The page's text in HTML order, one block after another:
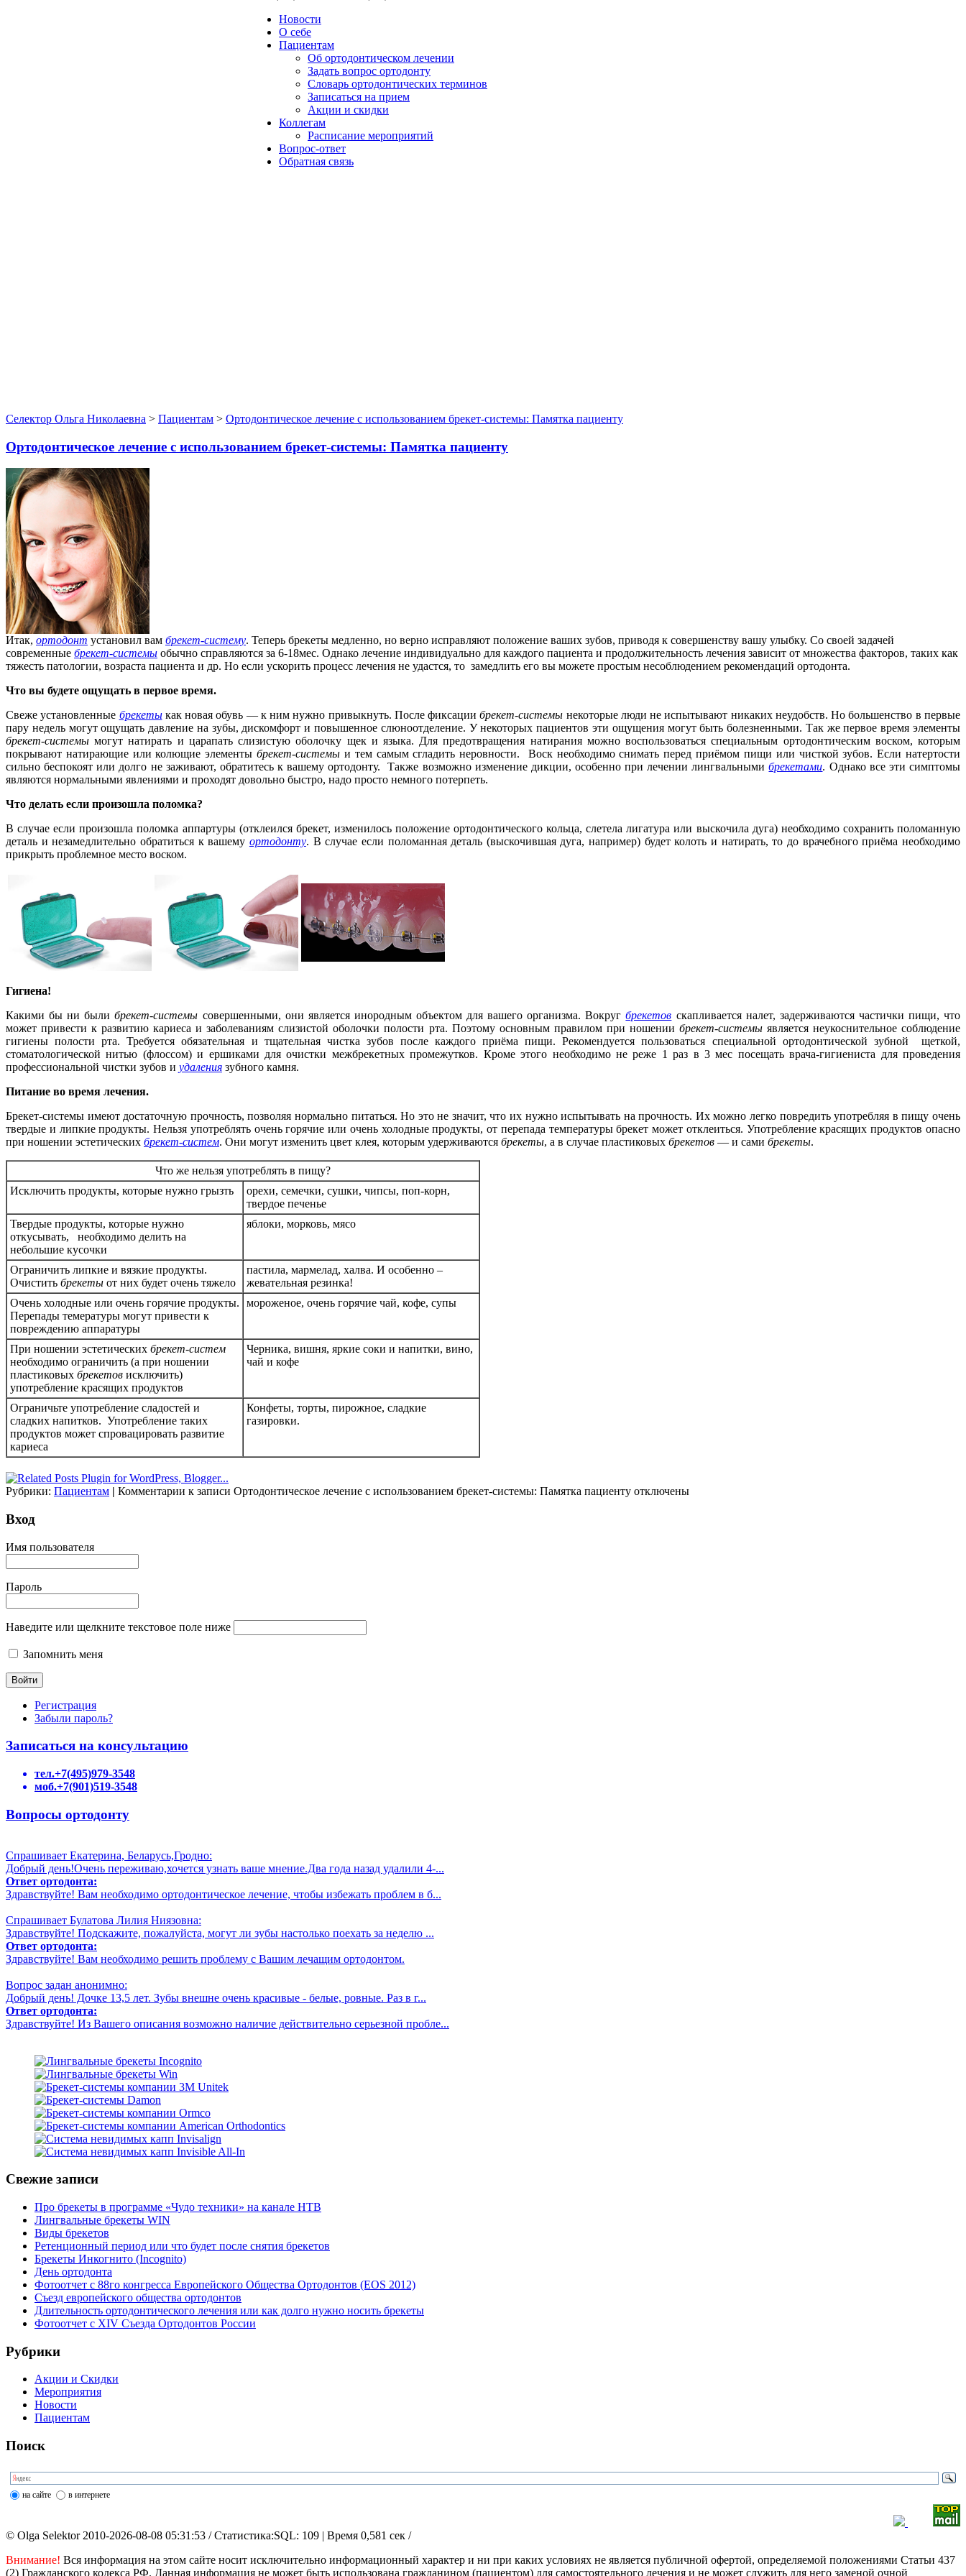
Новости
О себе
Пациентам
Об ортодонтическом лечении
Задать вопрос ортодонту
Словарь ортодонтических терминов
Записаться на прием
Акции и скидки
Коллегам
Расписание мероприятий
Вопрос-ответ
Обратная связь
Селектор Ольга Николаевна > Пациентам > Ортодонтическое лечение с использованием брекет-системы: Памятка пациенту
Ортодонтическое лечение с использованием брекет-системы: Памятка пациенту
Итак, ортодонт установил вам брекет-систему. Теперь брекеты медленно, но верно исправляют положение ваших зубов, приводя к совершенству вашу улыбку. Со своей задачей
современные брекет-системы обычно справляются за 6-18мес. Однако лечение индивидуально для каждого пациента и продолжительность лечения зависит от множества факторов, таких как
тяжесть патологии, возраста пациента и др. Но если ускорить процесс лечения не удастся, то замедлить его вы можете простым несоблюдением рекомендаций ортодонта.
Что вы будете ощущать в первое время.
Свеже установленные брекетыкак новая обувь — к ним нужно привыкнуть. После фиксациибрекет-системы некоторые люди не испытывают никаких неудобств. Но большенство в первые
пару недель могут ощущать давление на зубы, дискомфорт и повышенное слюноотделение. У некоторых пациентов эти ощущения могут быть болезненными. Так же первое время элементы
брекет-системы могут натирать и царапать слизистую оболочку щек и языка. Для предотвращения натирания можно воспользоваться специальным ортодонтическим воском, которым
покрывают натирающие или колющие элементыбрекет-системы и тем самым сгладить неровности. Воск необходимо снимать перед приёмом пищи или чисткой зубов. Если натертости
сильно беспокоят или долго не заживают, обратитесь к вашему ортодонту. Также возможно изменение дикции, особенно при лечении лингвальнымибрекетами. Однако все эти симптомы
являются нормальными явлениями и проходят довольно быстро, надо просто немного потерпеть.
Что делать если произошла поломка?
В случае если произошла поломка аппартуры (отклеился брекет, изменилось положение ортодонтического кольца, слетела лигатура или выскочила дуга) необходимо сохранить поломанную
деталь и незамедлительно обратиться к вашему ортодонту. В случае если поломанная деталь (выскочившая дуга, например) будет колоть и натирать, то до врачебного приёма необходимо
прикрыть проблемное место воском.
Гигиена!
Какими бы ни былибрекет-системы совершенными, они является инородным объектом для вашего организма. Вокругбрекетов скапливается налет, задерживаются частички пищи, что
может привести к развитию кариеса и заболеваниям слизистой оболочки полости рта. Поэтому основным правилом при ношении брекет-системыявляется неукоснительное соблюдение
гигиены полости рта. Требуется обязательная и тщательная чистка зубов после каждого приёма пищи. Рекомендуется пользоваться специальной ортодонтической зубной щеткой,
стоматологической нитью (флоссом) и ершиками для очистки межбрекетных промежутков. Кроме этого необходимо не реже 1 раз в 3 мес посещать врача-гигиениста для проведения
профессиональной чистки зубов и удаления зубного камня.
Питание во время лечения.
Брекет-системы имеют достаточную прочность, позволяя нормально питаться. Но это не значит, что их нужно испытывать на прочность. Их можно легко повредить употребляя в пищу очень
твердые и липкие продукты. Нельзя употреблять очень горячие или очень холодные продукты, от перепада температуры брекет может отклеиться. Употребление красящих продуктов опасно
при ношении эстетических брекет-систем. Они могут изменить цвет клея, которым удерживаются брекеты, а в случае пластиковых брекетов — и сами брекеты.
Что же нельзя употреблять в пищу?
Исключить продукты, которые нужно грызть
орехи, семечки, сушки, чипсы, поп-корн,
твердое печенье
Твердые продукты, которые нужно
откусывать, необходимо делить на
небольшие кусочки
яблоки, морковь, мясо
Ограничить липкие и вязкие продукты.
Очистить брекеты от них будет очень тяжело
пастила, мармелад, халва. И особенно –
жевательная резинка!
Очень холодные или очень горячие продукты.
Перепады темературы могут привести к
повреждению аппаратуры
мороженое, очень горячие чай, кофе, супы
При ношении эстетических брекет-систем
необходимо ограничить (а при ношении
пластиковых брекетов исключить)
употребление красящих продуктов
Черника, вишня, яркие соки и напитки, вино,
чай и кофе
Ограничьте употребление сладостей и
сладких напитков. Употребление таких
продуктов может спровацировать развитие
кариеса
Конфеты, торты, пирожное, сладкие
газировки.
Рубрики: Пациентам | Комментарии к записи Ортодонтическое лечение с использованием брекет-системы: Памятка пациенту отключены
Вход
Имя пользователя
Пароль
Наведите или щелкните текстовое поле ниже
Запомнить меня
Регистрация
Забыли пароль?
Записаться на консультацию
тел.+7(495)979-3548
моб.+7(901)519-3548
Вопросы ортодонту
Спрашивает Екатерина, Беларусь,Гродно:
Добрый день!Очень переживаю,хочется узнать ваше мнение.Два года назад удалили 4-...
Ответ ортодонта:
Здравствуйте! Вам необходимо ортодонтическое лечение, чтобы избежать проблем в б...
Спрашивает Булатова Лилия Ниязовна:
Здравствуйте! Подскажите, пожалуйста, могут ли зубы настолько поехать за неделю ...
Ответ ортодонта:
Здравствуйте! Вам необходимо решить проблему с Вашим лечащим ортодонтом.
Вопрос задан анонимно:
Добрый день! Дочке 13,5 лет. Зубы внешне очень красивые - белые, ровные. Раз в г...
Ответ ортодонта:
Здравствуйте! Из Вашего описания возможно наличие действительно серьезной пробле...
Свежие записи
Про брекеты в программе «Чудо техники» на канале НТВ
Лингвальные брекеты WIN
Виды брекетов
Ретенционный период или что будет после снятия брекетов
Брекеты Инкогнито (Incognito)
День ортодонта
Фотоотчет с 88го конгресса Европейского Общества Ортодонтов (EOS 2012)
Съезд европейского общества ортодонтов
Длительность ортодонтического лечения или как долго нужно носить брекеты
Фотоотчет с XIV Съезда Ортодонтов России
Рубрики
Акции и Скидки
Мероприятия
Новости
Пациентам
Поиск
на сайте в интернете
© Olga Selektor 2010-2026-08-08 05:31:53 / Статистика:SQL: 109 | Время 0,581 сек /
Внимание! Вся информация на этом сайте носит исключительно информационный характер и ни при каких условиях не является публичной офертой, определяемой положениями Статьи 437
(2) Гражданского кодекса РФ. Данная информация не может быть использована гражданином (пациентом) для самостоятельного лечения и не может служить для него заменой очной